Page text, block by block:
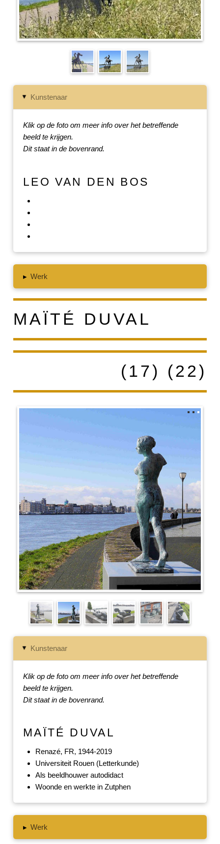
▸ Kunstenaar
Klik op de foto om meer info over het betreffende
beeld te krijgen.
Dit staat in de bovenrand.
LEO VAN DEN BOS
▸ Werk
MAÏTÉ DUVAL
(17) (22)
▸ Kunstenaar
Klik op de foto om meer info over het betreffende
beeld te krijgen.
Dit staat in de bovenrand.
MAÏTÉ DUVAL
Renazé, FR, 1944-2019
Universiteit Rouen (Letterkunde)
Als beeldhouwer autodidact
Woonde en werkte in Zutphen
▸ Werk